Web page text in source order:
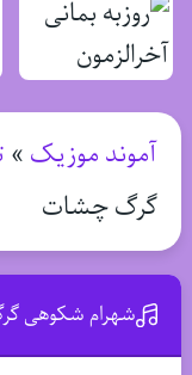
آموند موزیک »
گرگ چشات
شهرام شکوهی